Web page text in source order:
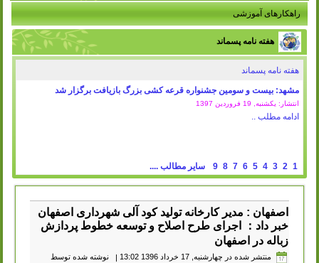
راهکارهای آموزشی
هفته نامه پسماند
هفته نامه پسماند
مشهد: بیست و سومین جشنواره قرعه کشی بزرگ بازیافت برگزار شد
انتشار: یکشنبه, 19 فروردين 1397
ادامه مطلب ..
1
2
3
4
5
6
7
8
9 سایر مطالب ....
اصفهان : مدیر کارخانه تولید کود آلی شهرداری اصفهان
خبر داد： اجرای طرح اصلاح و توسعه خطوط پردازش
زباله در اصفهان
منتشر شده در چهارشنبه, 17 خرداد 1396 13:02 |
نوشته شده توسط